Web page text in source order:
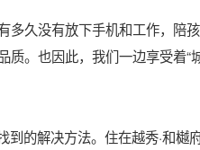
多久没有放下手机和工作，陪
。也因此，我们一边享受着
的解决方法。住在越秀·和